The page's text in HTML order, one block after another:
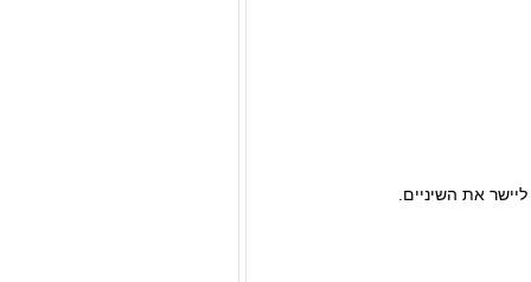
את השיניים.